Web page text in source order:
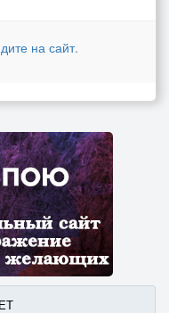
на сайт.